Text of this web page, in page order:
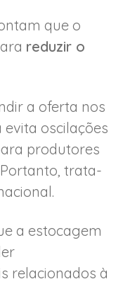
que o
reduzir o
a oferta nos
oscilações
produtores
trata-
a estocagem
relacionados à